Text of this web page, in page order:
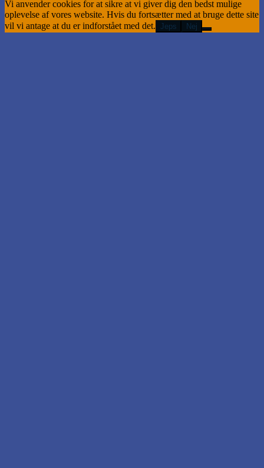
Vi anvender cookies for at sikre at vi giver dig den bedst mulige
oplevelse af vores website. Hvis du fortsætter med at bruge dette site
vil vi antage at du er indforstået med det. Jeps Nej